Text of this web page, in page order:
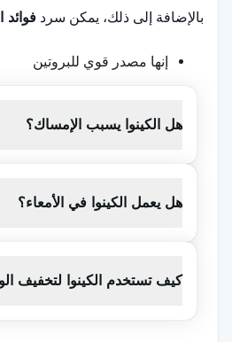
بالإضافة إلى ذلك، يمكن سرد فوائد
إنها مصدر قوي للبروتين
الإمساك
تتمتع بخصائص عالية من حيث
هل الكينوا يسبب الإمساك؟
هل يعمل الكينوا في الأمعاء؟
كيف تستخدم الكينوا لتخفيف